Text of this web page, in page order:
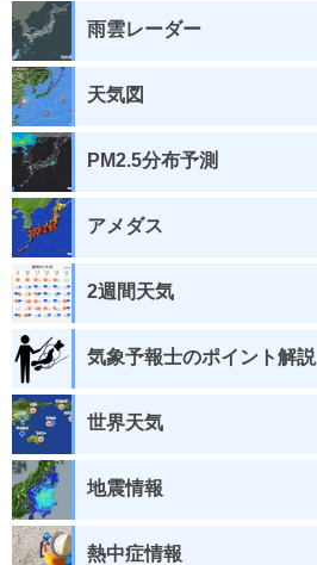
雨雲レーダー
天気図
PM2.5分布予測
アメダス
2週間天気
気象予報士のポイント解説
世界天気
地震情報
熱中症情報